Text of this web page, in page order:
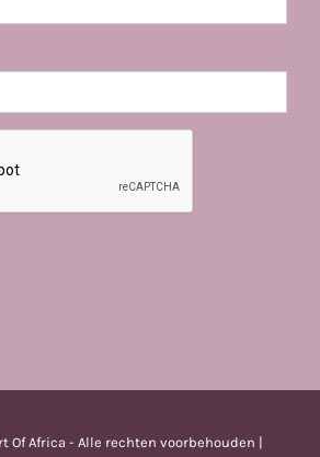
Of Africa - Alle rechten voorbehouden |